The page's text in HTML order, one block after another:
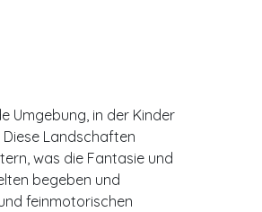
Umgebung, in der Kinder
Landschaften
was die Fantasie und
begeben und
feinmotorischen